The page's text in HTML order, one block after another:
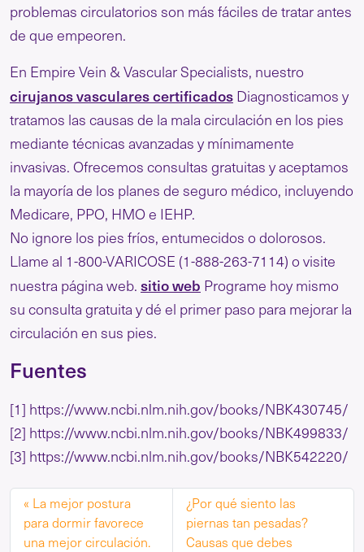
problemas circulatorios son más fáciles de tratar antes
de que empeoren.
En Empire Vein & Vascular Specialists, nuestro
cirujanos vasculares certificados Diagnosticamos y
tratamos las causas de la mala circulación en los pies
mediante técnicas avanzadas y mínimamente
invasivas. Ofrecemos consultas gratuitas y aceptamos
la mayoría de los planes de seguro médico, incluyendo
Medicare, PPO, HMO e IEHP.
No ignore los pies fríos, entumecidos o dolorosos.
Llame al 1-800-VARICOSE (1-888-263-7114) o visite
nuestra página web. sitio web Programe hoy mismo
su consulta gratuita y dé el primer paso para mejorar la
circulación en sus pies.
Fuentes
[1] https://www.ncbi.nlm.nih.gov/books/NBK430745/
[2] https://www.ncbi.nlm.nih.gov/books/NBK499833/
[3] https://www.ncbi.nlm.nih.gov/books/NBK542220/
La mejor postura
para dormir favorece
una mejor circulación.
¿Por qué siento las
piernas tan pesadas?
Causas que debes